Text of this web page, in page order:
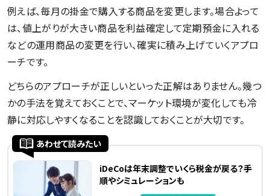
例えば、毎月の掛金で購入する商品を変更します。場合よって
は、値上がりが大きい商品を利益確定して定期預金に入れる
などの運用商品の変更を行い、確実に積み上げていくアプロ
ーチです。
どちらのアプローチが正しいといった正解はありません。幾つ
かの手法を覚えておくことで、マーケット環境が変化しても冷
静に対応しやすくなることを認識しておくことが大切です。
あわせて読みたい
iDeCoは年末調整でいくら税金が戻る？手
順やシミュレーションも